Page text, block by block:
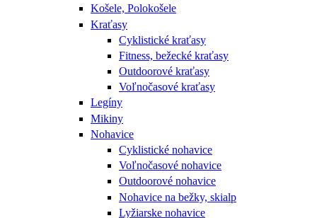
Košele, Polokošele
Kraťasy
Cyklistické kraťasy
Fitness, bežecké kraťasy
Outdoorové kraťasy
Voľnočasové kraťasy
Legíny
Mikiny
Nohavice
Cyklistické nohavice
Voľnočasové nohavice
Outdoorové nohavice
Nohavice na bežky, skialp
Lyžiarske nohavice